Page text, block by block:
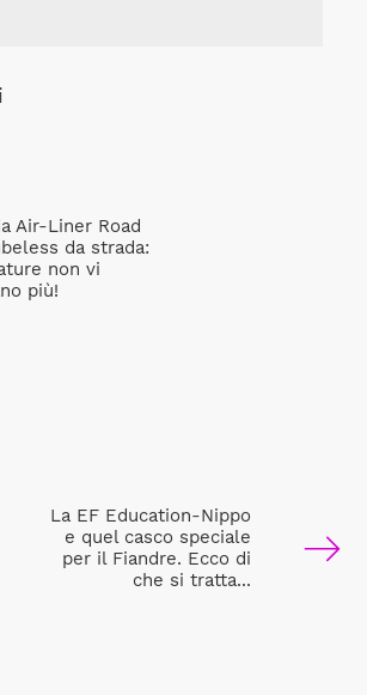
Air-Liner Road
da strada:
non vi
più!
La EF Education-Nippo
e quel casco speciale
per il Fiandre. Ecco di
che si tratta...